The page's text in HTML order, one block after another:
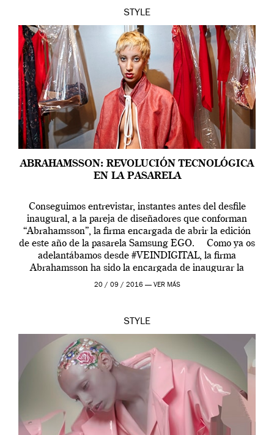
STYLE
ABRAHAMSSON: REVOLUCIÓN TECNOLÓGICA
EN LA PASARELA
Conseguimos entrevistar, instantes antes del desfile
inaugural, a la pareja de diseñadores que conforman
“Abrahamsson”, la firma encargada de abrir la edición
de este año de la pasarela Samsung EGO. Como ya os
adelantábamos desde #VEINDIGITAL, la firma
Abrahamsson ha sido la encargada de inaugurar la
edición de este año de EGO, la […]
20 / 09 / 2016 — VER MÁS
STYLE